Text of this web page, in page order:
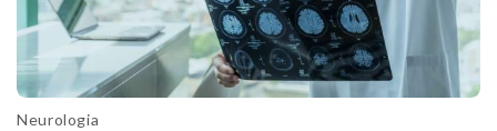
Neurologia